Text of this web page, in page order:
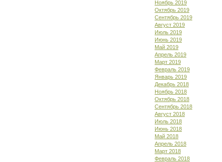
Ноябрь 2019
Октябрь 2019
Сентябрь 2019
Август 2019
Июль 2019
Июнь 2019
Май 2019
Апрель 2019
Март 2019
Февраль 2019
Январь 2019
Декабрь 2018
Ноябрь 2018
Октябрь 2018
Сентябрь 2018
Август 2018
Июль 2018
Июнь 2018
Май 2018
Апрель 2018
Март 2018
Февраль 2018